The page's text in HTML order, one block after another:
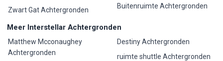
Zwart Gat Achtergronden
Buitenruimte Achtergronden
Meer Interstellar Achtergronden
Matthew Mcconaughey
Achtergronden
Destiny Achtergronden
ruimte shuttle Achtergronden